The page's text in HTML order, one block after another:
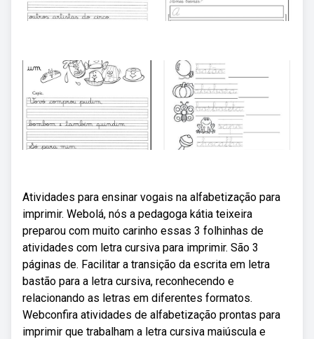
Atividades para ensinar vogais na alfabetização para
imprimir. Webolá, nós a pedagoga kátia teixeira
preparou com muito carinho essas 3 folhinhas de
atividades com letra cursiva para imprimir. São 3
páginas de. Facilitar a transição da escrita em letra
bastão para a letra cursiva, reconhecendo e
relacionando as letras em diferentes formatos.
Webconfira atividades de alfabetização prontas para
imprimir que trabalham a letra cursiva maiúscula e